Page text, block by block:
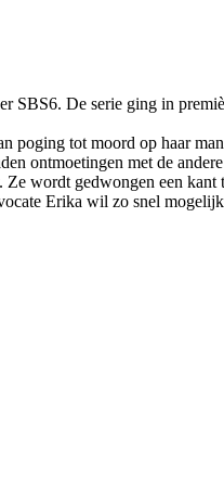
SBS6. De serie ging in
poging tot moord op haar
ontmoetingen met de
wordt gedwongen een
Erika wil zo snel